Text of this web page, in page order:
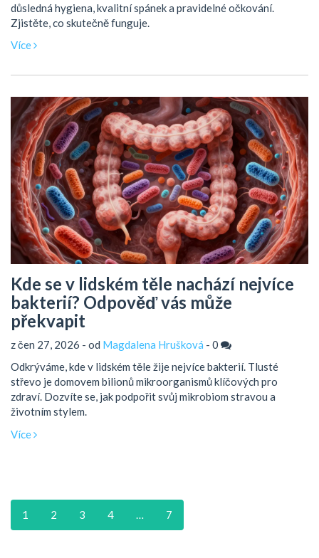
důsledná hygiena, kvalitní spánek a pravidelné očkování.
Zjistěte, co skutečně funguje.
Více
Kde se v lidském těle nachází nejvíce
bakterií? Odpověď vás může
překvapit
z čen 27, 2026 - od Magdalena Hrušková - 0
Odkrýváme, kde v lidském těle žije nejvíce bakterií. Tlusté
střevo je domovem bilionů mikroorganismů klíčových pro
zdraví. Dozvíte se, jak podpořit svůj mikrobiom stravou a
životním stylem.
Více
1 2 3 4 … 7